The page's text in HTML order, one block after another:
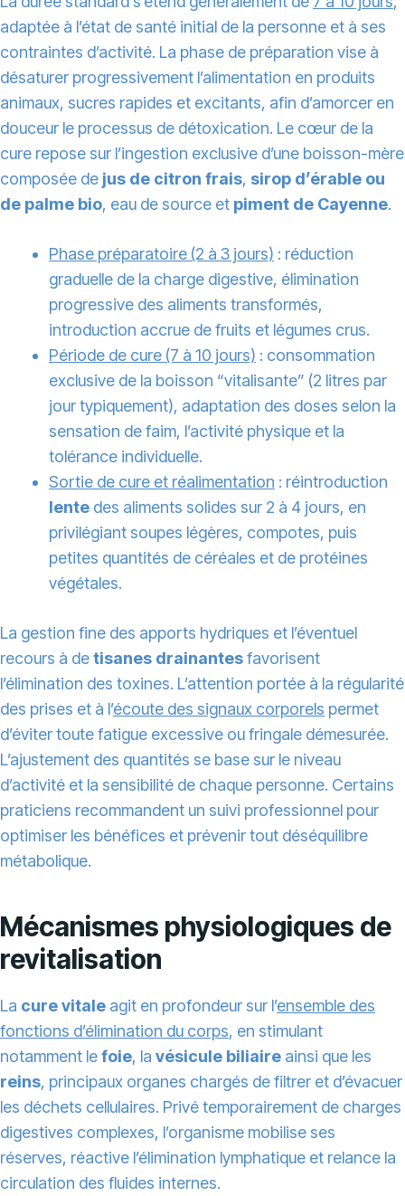
adaptée à l’état de santé initial de la personne et à ses
contraintes d’activité. La phase de préparation vise à
désaturer progressivement l’alimentation en produits
animaux, sucres rapides et excitants, afin d’amorcer en
douceur le processus de détoxication. Le cœur de la
cure repose sur l’ingestion exclusive d’une boisson-mère
composée de jus de citron frais, sirop d’érable ou
de palme bio, eau de source et piment de Cayenne.
Phase préparatoire (2 à 3 jours) : réduction
graduelle de la charge digestive, élimination
progressive des aliments transformés,
introduction accrue de fruits et légumes crus.
Période de cure (7 à 10 jours) : consommation
exclusive de la boisson “vitalisante” (2 litres par
jour typiquement), adaptation des doses selon la
sensation de faim, l’activité physique et la
tolérance individuelle.
Sortie de cure et réalimentation : réintroduction
lente des aliments solides sur 2 à 4 jours, en
privilégiant soupes légères, compotes, puis
petites quantités de céréales et de protéines
végétales.
La gestion fine des apports hydriques et l’éventuel
recours à detisanes drainantesfavorisent
l’élimination des toxines. L’attention portée à la régularité
des prises et à l’écoute des signaux corporels permet
d’éviter toute fatigue excessive ou fringale démesurée.
L’ajustement des quantités se base sur le niveau
d’activité et la sensibilité de chaque personne. Certains
praticiens recommandent un suivi professionnel pour
optimiser les bénéfices et prévenir tout déséquilibre
métabolique.
Mécanismes physiologiques de
revitalisation
La cure vitale agit en profondeur sur l’ensemble des
fonctions d’élimination du corps, en stimulant
notamment lefoie, la vésicule biliaire ainsi que les
reins, principaux organes chargés de filtrer et d’évacuer
les déchets cellulaires. Privé temporairement de charges
digestives complexes, l’organisme mobilise ses
réserves, réactive l’élimination lymphatique et relance la
circulation des fluides internes.